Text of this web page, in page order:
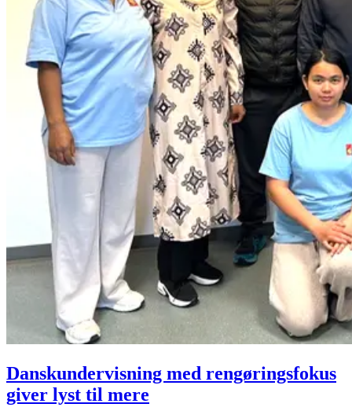
Danskundervisning med rengøringsfokus
giver lyst til mere